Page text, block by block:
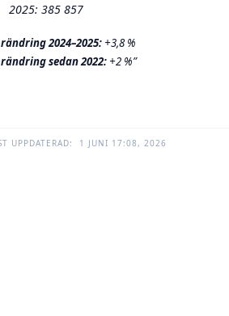
2025: 385 857
2024–2025: +3,8 %
sedan 2022: +2 %
UPPDATERAD: 1 JUNI 17:08, 2026